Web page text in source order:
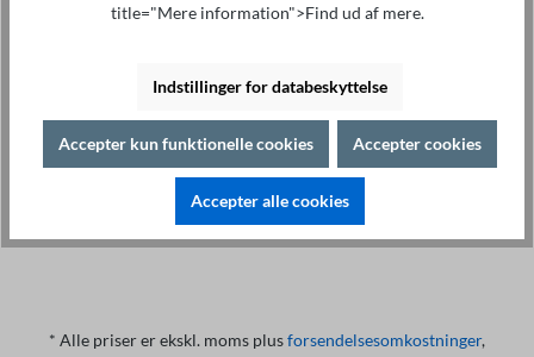
Specialistrådgivning på
Highlights Til fjernstyring af testapparatet via PC eller
SPS Beskrivelse: Kabel med 2 m længde 9-polet SUB-D,
Mere om det
* Alle priser er ekskl. moms plusforsendelsesomkostninger,
title="Mere information">Find ud af mere.
Indstillinger for databeskyttelse
Accepter kun funktionelle cookies Accepter cookies
Accepter alle cookies